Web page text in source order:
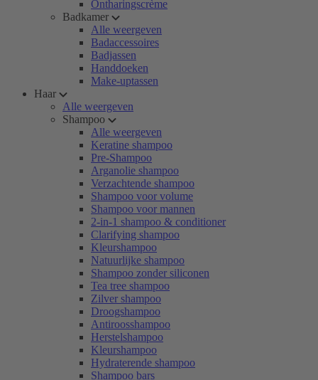
Ontharingscrème
Badkamer
Alle weergeven
Badaccessoires
Badjassen
Handdoeken
Make-uptassen
Haar
Alle weergeven
Shampoo
Alle weergeven
Keratine shampoo
Pre-Shampoo
Arganolie shampoo
Verzachtende shampoo
Shampoo voor volume
Shampoo voor mannen
2-in-1 shampoo & conditioner
Clarifying shampoo
Kleurshampoo
Natuurlijke shampoo
Shampoo zonder siliconen
Tea tree shampoo
Zilver shampoo
Droogshampoo
Antiroosshampoo
Herstelshampoo
Kleurshampoo
Hydraterende shampoo
Shampoo bars